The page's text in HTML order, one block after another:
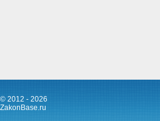
© 2012 - 2026
ZakonBase.ru